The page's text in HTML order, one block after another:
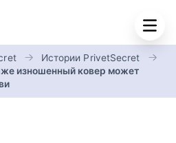
Истории PrivetSecret
изношенный ковер может